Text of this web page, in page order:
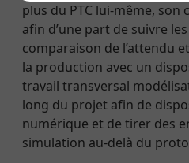
plus du PTC lui-même,
afin d’une part de suivre
comparaison de l’attendu
la production avec un
travail transversal
long du projet afin de
numérique et de tirer des
simulation au-delà du